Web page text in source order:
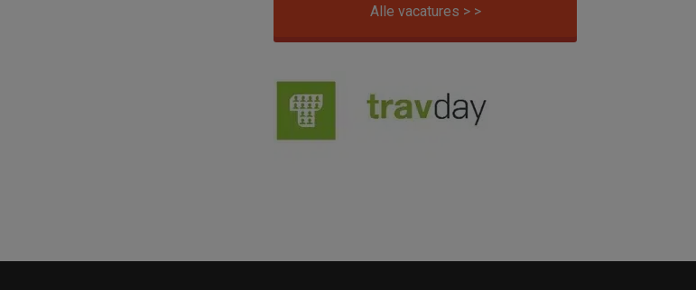
Alle vacatures > >